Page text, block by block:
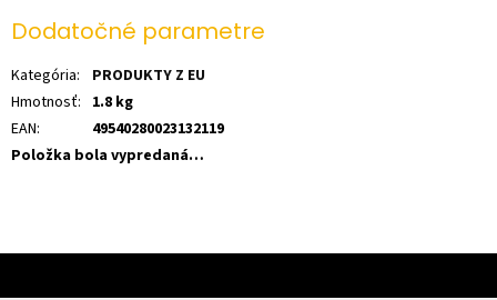
Dodatočné parametre
Kategória:
PRODUKTY Z EU
Hmotnosť: 1.8 kg
EAN:
49540280023132119
Položka bola vypredaná…
Z